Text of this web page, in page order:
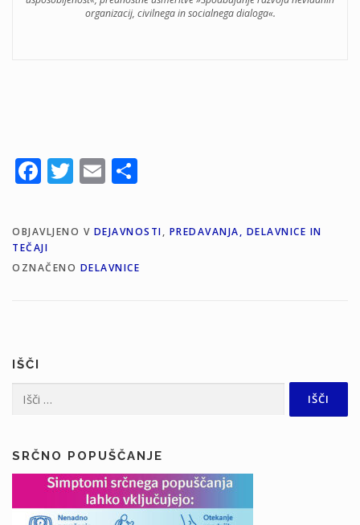
organizacij, civilnega in socialnega dialoga«.
Facebook
Twitter
Email
OBJAVLJENO V DEJAVNOSTI, PREDAVANJA, DELAVNICE IN
TEČAJI
OZNAČENO DELAVNICE
IŠČI
SRČNO POPUŠČANJE